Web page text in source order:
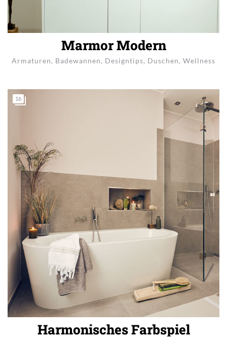
Marmor Modern
Armaturen, Badewannen, Designtips, Duschen, Wellness
16
Harmonisches Farbspiel